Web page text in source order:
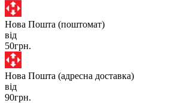
Нова Пошта (поштомат)
від
50грн.
Нова Пошта (адресна доставка)
від
90грн.